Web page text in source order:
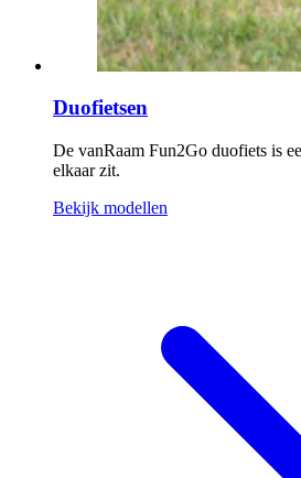
Duofietsen
De vanRaam Fun2Go duofiets is
elkaar zit.
Bekijk modellen